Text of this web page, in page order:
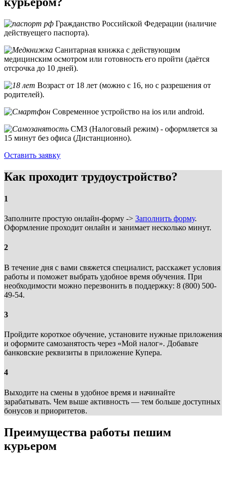
Гражданство Российской Федерации (наличие
действуещего паспорта).
Санитарная книжка с действующим
медицинским осмотром или готовность его пройти (даётся
отсрочка до 10 дней).
Возраст от 18 лет (можно с 16, но с разрешения от
родителей).
Современное устройство на ios или android.
СМЗ (Налоговый режим) - оформляется за
15 минут без офиса (Дистанционно).
Оставить заявку
Как проходит трудоустройство?
1
Заполните простую онлайн-форму -> Заполнить форму.
Оформление проходит онлайн и занимает несколько минут.
2
В течение дня с вами свяжется специалист, расскажет условия
работы и поможет выбрать удобное время обучения. При
необходимости можно перезвонить в поддержку: 8 (800) 500-
49-54.
3
Пройдите короткое обучение, установите нужные приложения
и оформите самозанятость через «Мой налог». Добавьте
банковские реквизиты в приложение Купера.
4
Выходите на смены в удобное время и начинайте
зарабатывать. Чем выше активность — тем больше доступных
бонусов и приоритетов.
Преимущества работы пешим
курьером